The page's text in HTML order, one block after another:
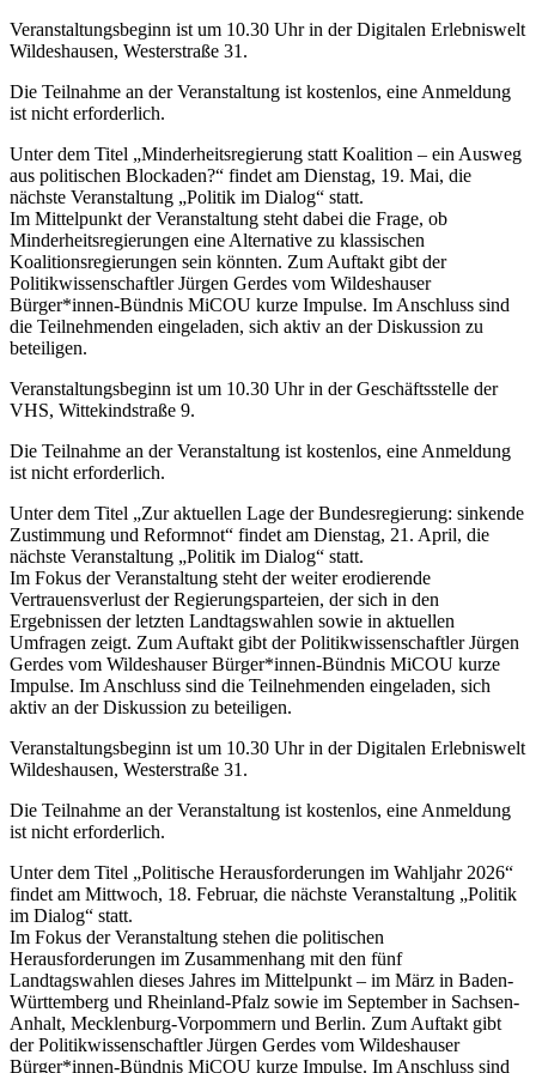
Veranstaltungsbeginn ist um 10.30 Uhr in der Digitalen Erlebniswelt
Wildeshausen, Westerstraße 31.
Die Teilnahme an der Veranstaltung ist kostenlos, eine Anmeldung
ist nicht erforderlich.
Unter dem Titel „Minderheitsregierung statt Koalition – ein Ausweg
aus politischen Blockaden?“ findet am Dienstag, 19. Mai, die
nächste Veranstaltung „Politik im Dialog“ statt.
Im Mittelpunkt der Veranstaltung steht dabei die Frage, ob
Minderheitsregierungen eine Alternative zu klassischen
Koalitionsregierungen sein könnten. Zum Auftakt gibt der
Politikwissenschaftler Jürgen Gerdes vom Wildeshauser
Bürger*innen-Bündnis MiCOU kurze Impulse. Im Anschluss sind
die Teilnehmenden eingeladen, sich aktiv an der Diskussion zu
beteiligen.
Veranstaltungsbeginn ist um 10.30 Uhr in der Geschäftsstelle der
VHS, Wittekindstraße 9.
Die Teilnahme an der Veranstaltung ist kostenlos, eine Anmeldung
ist nicht erforderlich.
Unter dem Titel „Zur aktuellen Lage der Bundesregierung: sinkende
Zustimmung und Reformnot“ findet am Dienstag, 21. April, die
nächste Veranstaltung „Politik im Dialog“ statt.
Im Fokus der Veranstaltung steht der weiter erodierende
Vertrauensverlust der Regierungsparteien, der sich in den
Ergebnissen der letzten Landtagswahlen sowie in aktuellen
Umfragen zeigt. Zum Auftakt gibt der Politikwissenschaftler Jürgen
Gerdes vom Wildeshauser Bürger*innen-Bündnis MiCOU kurze
Impulse. Im Anschluss sind die Teilnehmenden eingeladen, sich
aktiv an der Diskussion zu beteiligen.
Veranstaltungsbeginn ist um 10.30 Uhr in der Digitalen Erlebniswelt
Wildeshausen, Westerstraße 31.
Die Teilnahme an der Veranstaltung ist kostenlos, eine Anmeldung
ist nicht erforderlich.
Unter dem Titel „Politische Herausforderungen im Wahljahr 2026“
findet am Mittwoch, 18. Februar, die nächste Veranstaltung „Politik
im Dialog“ statt.
Im Fokus der Veranstaltung stehen die politischen
Herausforderungen im Zusammenhang mit den fünf
Landtagswahlen dieses Jahres im Mittelpunkt – im März in Baden-
Württemberg und Rheinland-Pfalz sowie im September in Sachsen-
Anhalt, Mecklenburg-Vorpommern und Berlin. Zum Auftakt gibt
der Politikwissenschaftler Jürgen Gerdes vom Wildeshauser
Bürger*innen-Bündnis MiCOU kurze Impulse. Im Anschluss sind